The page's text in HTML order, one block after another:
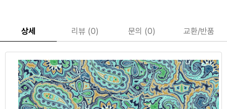
상세 리뷰 (0) 문의 (0) 교환/반품